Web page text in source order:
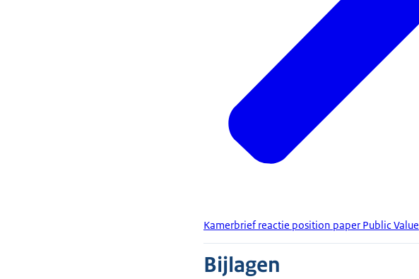
Kamerbrief reactie position paper Public Value
Bijlagen